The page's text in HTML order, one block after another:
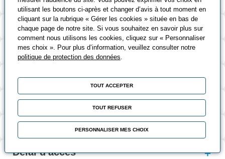
Modalités d’évaluation
Contact
Coût et financement
Modalités d'inscription
Personne en situation de handicap
Délai d'accès
utilisant les boutons ci-après et changer d’avis à tout moment en
cliquant sur la rubrique « Gérer les cookies » située en bas de
chaque page de notre site. Si vous souhaitez en savoir plus sur
comment nous utilisons les cookies, cliquez sur « Personnaliser
mes choix ». Pour plus d’information, veuillez consulter notre
politique de protection des données
TOUT ACCEPTER
TOUT REFUSER
PERSONNALISER MES CHOIX